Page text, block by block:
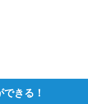
きる！